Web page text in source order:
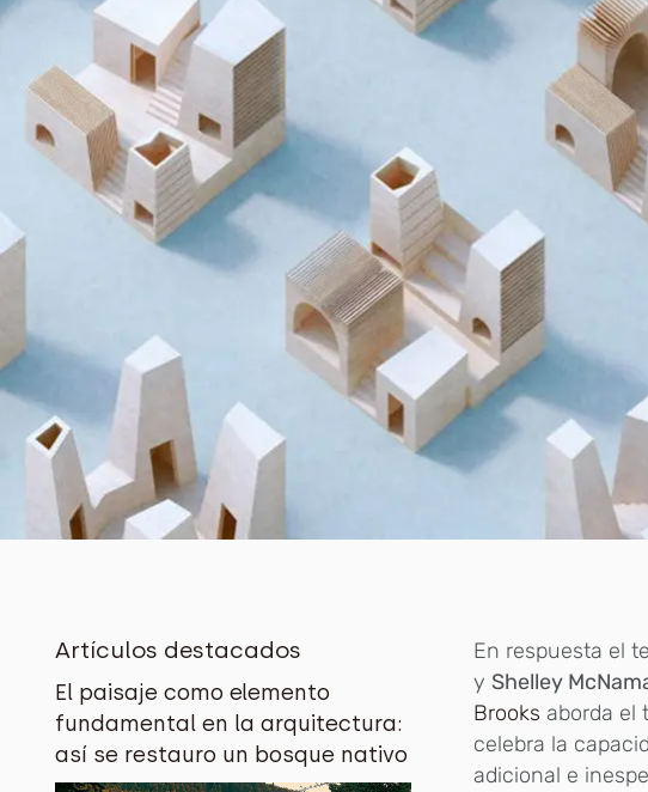
Artículos destacados
El paisaje como elemento
fundamental en la arquitectura:
así se restauro un bosque nativo
En respuesta el
y Shelley
Brooksaborda el
celebra la
adicional e